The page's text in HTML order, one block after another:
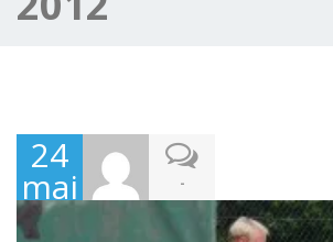
24
mai
2012
-